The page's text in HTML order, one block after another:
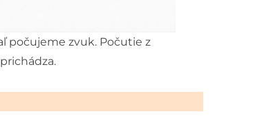
počujeme zvuk. Počutie z